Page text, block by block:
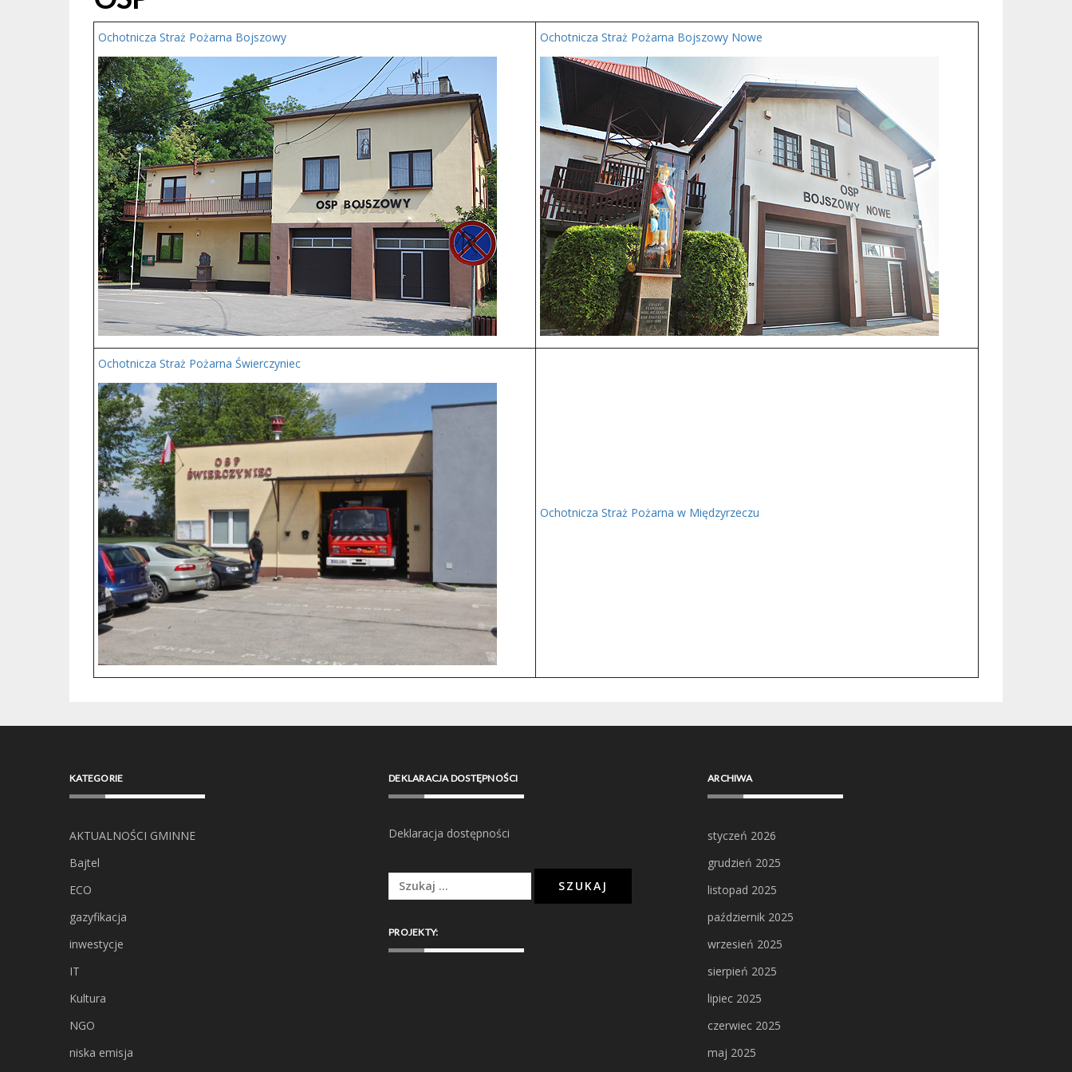
Ochotnicza Straż Pożarna Bojszowy Ochotnicza Straż Pożarna Bojszowy Nowe
Ochotnicza Straż Pożarna Świerczyniec
Ochotnicza Straż Pożarna w Międzyrzeczu
KATEGORIE
AKTUALNOŚCI GMINNE
Bajtel
ECO
gazyfikacja
inwestycje
IT
Kultura
NGO
niska emisja
DEKLARACJA DOSTĘPNOŚCI
Deklaracja dostępności
Szukaj:
PROJEKTY:
ARCHIWA
styczeń 2026
grudzień 2025
listopad 2025
październik 2025
wrzesień 2025
sierpień 2025
lipiec 2025
czerwiec 2025
maj 2025